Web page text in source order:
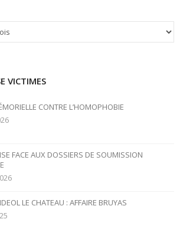
VICTIMES
CONTRE L’HOMOPHOBIE
FACE AUX DOSSIERS DE SOUMISSION
LE CHATEAU : AFFAIRE BRUYAS